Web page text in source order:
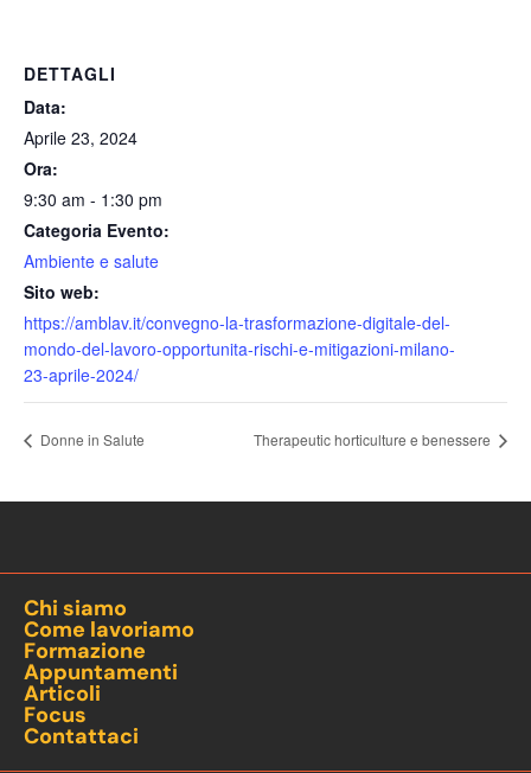
DETTAGLI
Data:
Aprile 23, 2024
Ora:
9:30 am - 1:30 pm
Categoria Evento:
Ambiente e salute
Sito web:
https://amblav.it/convegno-la-trasformazione-digitale-del-
mondo-del-lavoro-opportunita-rischi-e-mitigazioni-milano-
23-aprile-2024/
Donne in Salute Therapeutic horticulture e benessere
Chi siamo
Come lavoriamo
Formazione
Appuntamenti
Articoli
Focus
Contattaci